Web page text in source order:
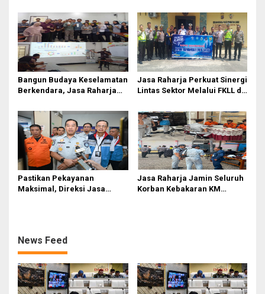
Rapat Komisi II Dipimpin
Sufmi Dasco Ahmad
II Dipimpin Sufmi Dasco
Ahmad
Bangun Budaya Keselamatan
Berkendara, Jasa Raharja
Pasifik Medan Industri
Jasa Raharja Perkuat Sinergi
Lintas Sektor Melalui FKLL di
Pastikan Pekayanan
Maksimal, Direksi Jasa
Jasa Raharja Jamin Seluruh
Korban Kebakaran KM
News Feed